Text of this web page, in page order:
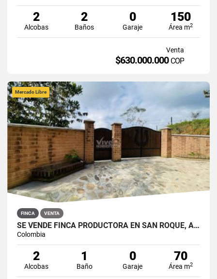
2
Alcobas
2
Baños
0
Garaje
150
Área m2
Venta
$630.000.000 COP
Mercado Libre
FINCA VENTA
SE VENDE FINCA PRODUCTORA EN SAN ROQUE, ANTIOQUIA
Colombia
2
Alcobas
1
Baño
0
Garaje
70
Área m2